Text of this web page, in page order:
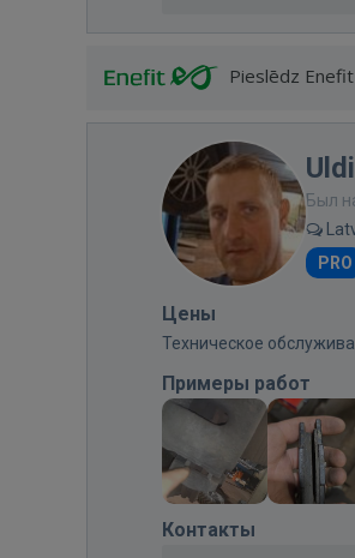
Pieslēdz
Был
PRO
Цены
Техническое
Примеры работ
Контакты